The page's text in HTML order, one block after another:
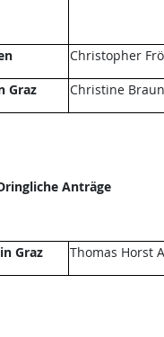
Christopher
Graz
Christine
Anträge
Graz Thomas Horst